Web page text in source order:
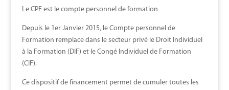
Le CPF est le compte personnel de formation
Depuis le 1er Janvier 2015, le Compte personnel de
Formation remplace dans le secteur privé le Droit Individuel
à la Formation (DIF) et le Congé Individuel de Formation
(CIF).
Ce dispositif de financement permet de cumuler toutes les